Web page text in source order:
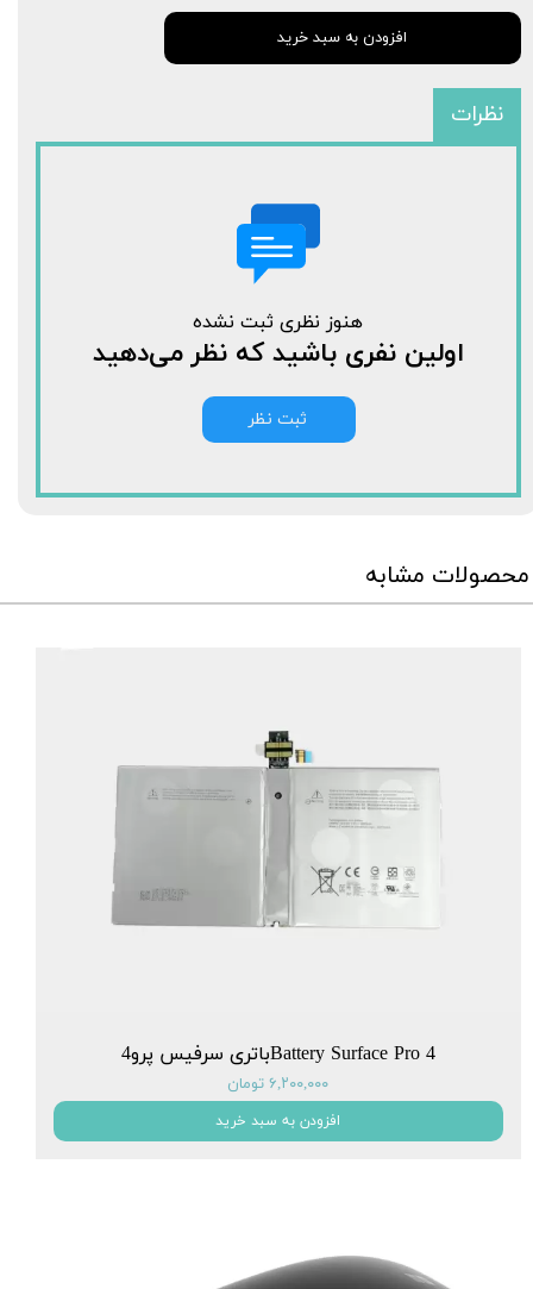
افزودن به سبد خرید
نظرات
هنوز نظری ثبت نشده
اولین نفری باشید که نظر می‌دهید
ثبت نظر
محصولات مشابه
Battery Surface Pro 4باتری سرفیس پرو4
۶,۲۰۰,۰۰۰ تومان
افزودن به سبد خرید